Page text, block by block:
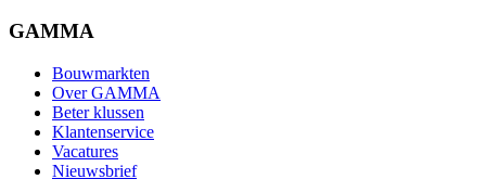
GAMMA
Bouwmarkten
Over GAMMA
Beter klussen
Klantenservice
Vacatures
Nieuwsbrief